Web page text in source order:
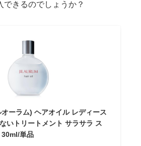
できるのでしょうか？
ーラム) ヘアオイル レディース
いトリートメント サラサラ ス
30ml/単品